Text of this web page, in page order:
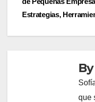
Estrategias,
By
que